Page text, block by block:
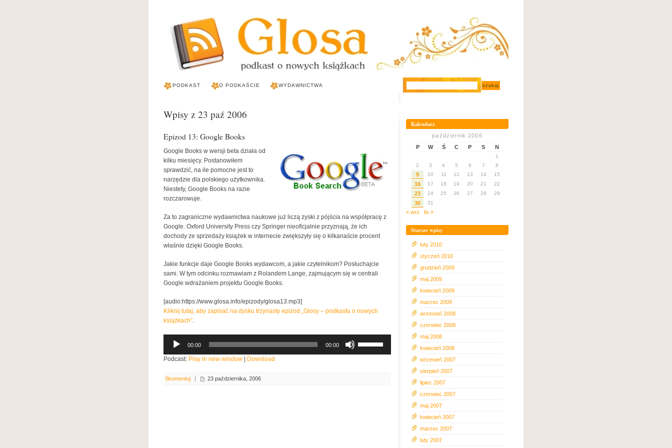
PODKAST O PODKAŚCIE WYDAWNICTWA
Wpisy z 23 paź 2006
Epizod 13: Google Books
Google Books w wersji beta działa od
kilku miesięcy. Postanowiłem
sprawdzić, na ile pomocne jest to
narzędzie dla polskiego użytkownika.
Niestety, Google Books na razie
rozczarowuje.
Za to zagraniczne wydawnictwa naukowe już liczą zyski z pójścia na współpracę z
Google. Oxford University Press czy Springer nieoficjalnie przyznają, że ich
dochody ze sprzedaży książek w internecie zwiększyły się o kilkanaście procent
właśnie dzięki Google Books.
Jakie funkcje daje Google Books wydawcom, a jakie czytelnikom? Posłuchajcie
sami. W tym odcinku rozmawiam z Rolandem Lange, zajmującym się w centrali
Google wdrażaniem projektu Google Books.
[audio:https://www.glosa.info/epizody/glosa13.mp3]
Kliknij tutaj, aby zapisać na dysku trzynasty epizod „Glosy – podkastu o nowych
książkach”.
Odtwarzacz
plików
dźwiękowych
00:00 00:00
strzałek
Podcast: Play in new window Download
Skomentuj 23 października, 2006
Kalendarz
październik 2006
P
W Ś C P S N
1
2
3 4 5 6 7 8
9 10 11 12 13 14 15
16 17 18 19 20 21 22
23 24 25 26 27 28 29
30 31
« wrz lis »
Starsze wpisy
luty 2010
styczeń 2010
grudzień 2009
maj 2009
kwiecień 2009
marzec 2009
wrzesień 2008
czerwiec 2008
maj 2008
kwiecień 2008
wrzesień 2007
sierpień 2007
lipiec 2007
czerwiec 2007
maj 2007
kwiecień 2007
marzec 2007
luty 2007